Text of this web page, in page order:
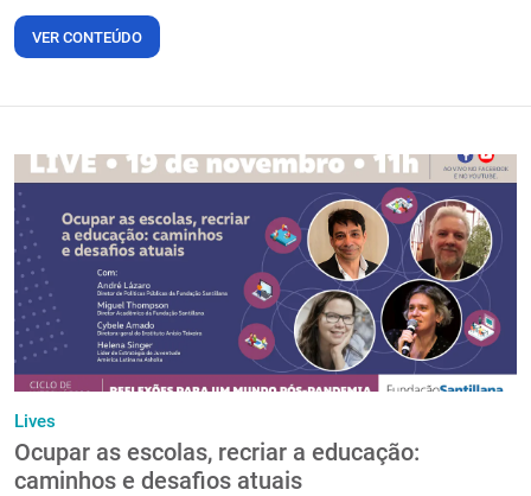
VER CONTEÚDO
Lives
Ocupar as escolas, recriar a educação:
caminhos e desafios atuais